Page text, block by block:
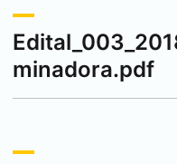
minadora.pdf